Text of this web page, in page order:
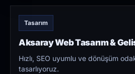
Tasarım
Aksaray Web Tasarım &
Hızlı, SEO uyumlu ve dönüşüm
tasarlıyoruz.